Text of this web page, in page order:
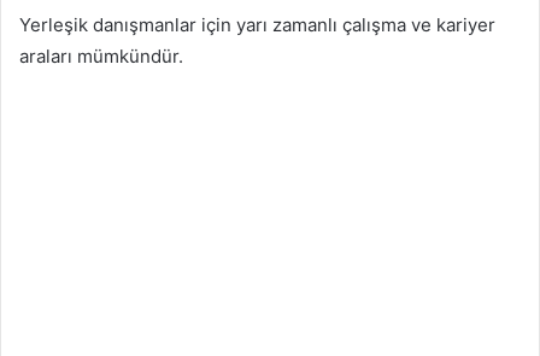
Yerleşik danışmanlar için yarı zamanlı çalışma ve kariyer
araları mümkündür.